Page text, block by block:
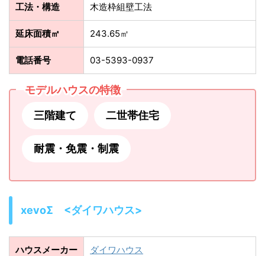
工法・構造 木造枠組壁工法
延床面積㎡ 243.65㎡
電話番号 03-5393-0937
モデルハウスの特徴
三階建て 二世帯住宅
耐震・免震・制震
xevoΣ <ダイワハウス>
ハウスメーカー
ダイワハウス